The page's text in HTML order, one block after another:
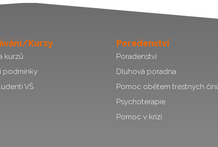
Kurzy
kurzů
podmínky
VŠ
Poradenství
Poradenství
Dluhová poradna
Pomoc obětem trestných
Psychoterapie
Pomoc v krizi